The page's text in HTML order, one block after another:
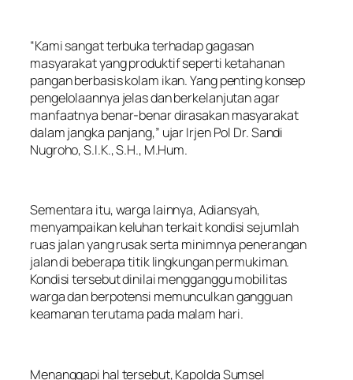
“Kami sangat terbuka terhadap gagasan
masyarakat yang produktif seperti ketahanan
pangan berbasis kolam ikan. Yang penting konsep
pengelolaannya jelas dan berkelanjutan agar
manfaatnya benar-benar dirasakan masyarakat
dalam jangka panjang,” ujar Irjen Pol Dr. Sandi
Nugroho, S.I.K., S.H., M.Hum.
Sementara itu, warga lainnya, Adiansyah,
menyampaikan keluhan terkait kondisi sejumlah
ruas jalan yang rusak serta minimnya penerangan
jalan di beberapa titik lingkungan permukiman.
Kondisi tersebut dinilai mengganggu mobilitas
warga dan berpotensi memunculkan gangguan
keamanan terutama pada malam hari.
Menanggapi hal tersebut, Kapolda Sumsel